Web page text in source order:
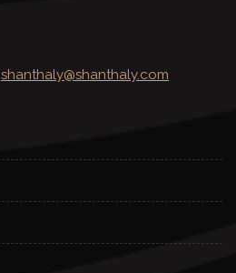
shanthaly@shanthaly.com